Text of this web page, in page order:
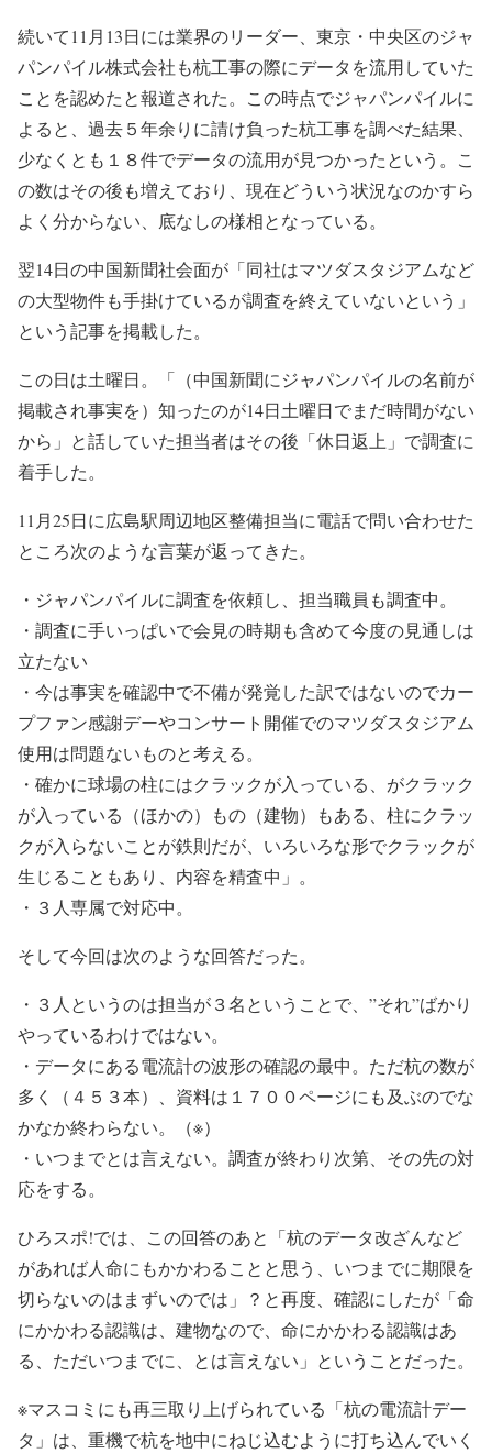
続いて11月13日には業界のリーダー、東京・中央区のジャ
パンパイル株式会社も杭工事の際にデータを流用していた
ことを認めたと報道された。この時点でジャパンパイルに
よると、過去５年余りに請け負った杭工事を調べた結果、
少なくとも１８件でデータの流用が見つかったという。こ
の数はその後も増えており、現在どういう状況なのかすら
よく分からない、底なしの様相となっている。
翌14日の中国新聞社会面が「同社はマツダスタジアムなど
の大型物件も手掛けているが調査を終えていないという」
という記事を掲載した。
この日は土曜日。「（中国新聞にジャパンパイルの名前が
掲載され事実を）知ったのが14日土曜日でまだ時間がない
から」と話していた担当者はその後「休日返上」で調査に
着手した。
11月25日に広島駅周辺地区整備担当に電話で問い合わせた
ところ次のような言葉が返ってきた。
・ジャパンパイルに調査を依頼し、担当職員も調査中。
・調査に手いっぱいで会見の時期も含めて今度の見通しは
立たない
・今は事実を確認中で不備が発覚した訳ではないのでカー
プファン感謝デーやコンサート開催でのマツダスタジアム
使用は問題ないものと考える。
・確かに球場の柱にはクラックが入っている、がクラック
が入っている（ほかの）もの（建物）もある、柱にクラッ
クが入らないことが鉄則だが、いろいろな形でクラックが
生じることもあり、内容を精査中」。
・３人専属で対応中。
そして今回は次のような回答だった。
・３人というのは担当が３名ということで、”それ”ばかり
やっているわけではない。
・データにある電流計の波形の確認の最中。ただ杭の数が
多く（４５３本）、資料は１７００ページにも及ぶのでな
かなか終わらない。（※）
・いつまでとは言えない。調査が終わり次第、その先の対
応をする。
ひろスポ!では、この回答のあと「杭のデータ改ざんなど
があれば人命にもかかわることと思う、いつまでに期限を
切らないのはまずいのでは」？と再度、確認にしたが「命
にかかわる認識は、建物なので、命にかかわる認識はあ
る、ただいつまでに、とは言えない」ということだった。
※マスコミにも再三取り上げられている「杭の電流計デー
タ」は、重機で杭を地中にねじ込むように打ち込んでいく